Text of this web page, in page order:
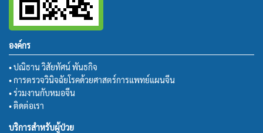
องค์กร
• ปณิธาน วิสัยทัศน์ พันธกิจ
• การตรวจวินิจฉัยโรคด้วยศาสตร์การแพทย์แผนจีน
• ร่วมงานกับหมอจีน
• ติดต่อเรา
บริการสำหรับผู้ป่วย